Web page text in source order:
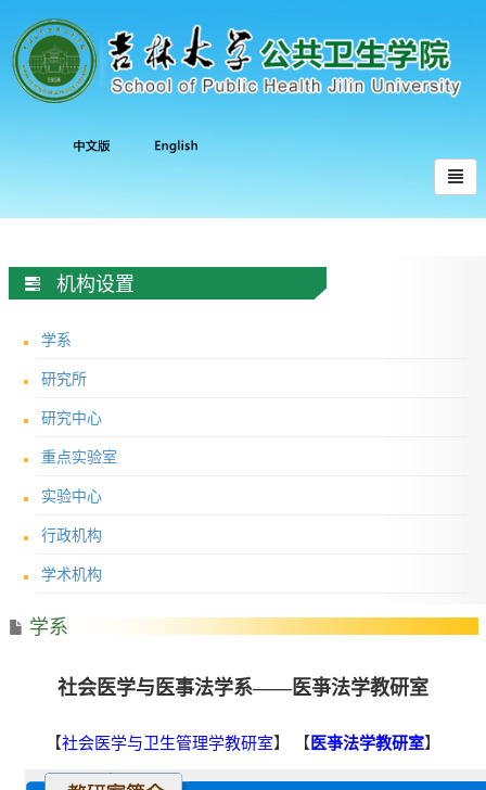
机构设置
学系
研究所
研究中心
重点实验室
实验中心
行政机构
学术机构
学系
社会医学与医事法学系——医亊法学教研室
【社会医学与卫生管理学教研室】 【 医亊法学教研室】